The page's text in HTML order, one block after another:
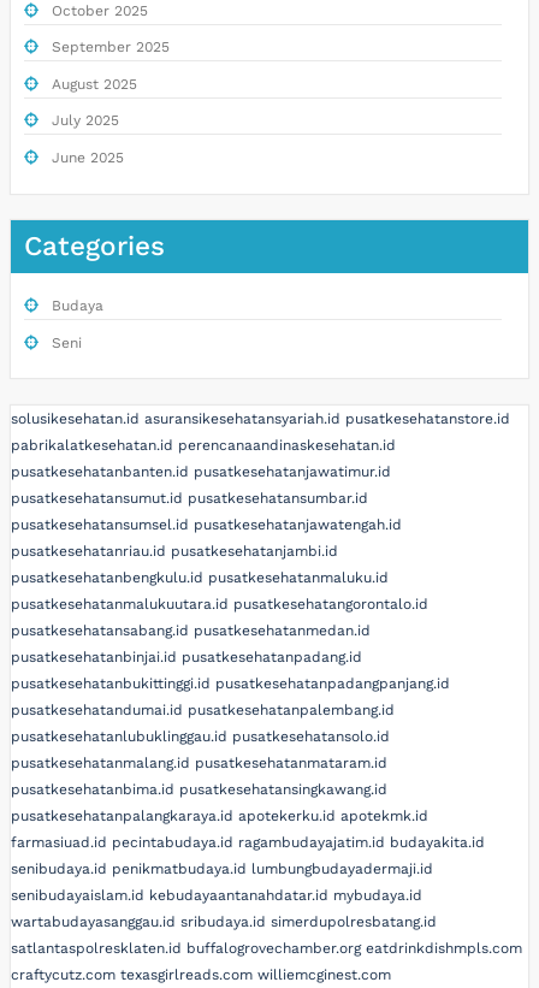
October 2025
September 2025
August 2025
July 2025
June 2025
Categories
Budaya
Seni
solusikesehatan.id asuransikesehatansyariah.id pusatkesehatanstore.id
pabrikalatkesehatan.id perencanaandinaskesehatan.id
pusatkesehatanbanten.id pusatkesehatanjawatimur.id
pusatkesehatansumut.id pusatkesehatansumbar.id
pusatkesehatansumsel.id pusatkesehatanjawatengah.id
pusatkesehatanriau.id pusatkesehatanjambi.id
pusatkesehatanbengkulu.id pusatkesehatanmaluku.id
pusatkesehatanmalukuutara.id pusatkesehatangorontalo.id
pusatkesehatansabang.id pusatkesehatanmedan.id
pusatkesehatanbinjai.id pusatkesehatanpadang.id
pusatkesehatanbukittinggi.id pusatkesehatanpadangpanjang.id
pusatkesehatandumai.id pusatkesehatanpalembang.id
pusatkesehatanlubuklinggau.id pusatkesehatansolo.id
pusatkesehatanmalang.id pusatkesehatanmataram.id
pusatkesehatanbima.id pusatkesehatansingkawang.id
pusatkesehatanpalangkaraya.id apotekerku.id apotekmk.id
farmasiuad.id pecintabudaya.id ragambudayajatim.id budayakita.id
senibudaya.id penikmatbudaya.id lumbungbudayadermaji.id
senibudayaislam.id kebudayaantanahdatar.id mybudaya.id
wartabudayasanggau.id sribudaya.id simerdupolresbatang.id
satlantaspolresklaten.id buffalogrovechamber.org eatdrinkdishmpls.com
craftycutz.com texasgirlreads.com williemcginest.com